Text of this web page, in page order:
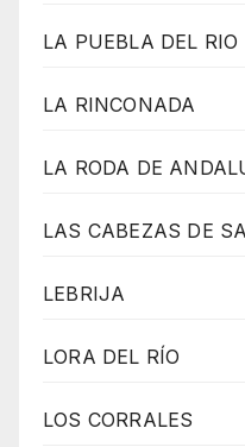
LA PUEBLA DEL RIO
LA RINCONADA
LA RODA DE
LAS CABEZAS DE
LEBRIJA
LORA DEL RÍO
LOS CORRALES